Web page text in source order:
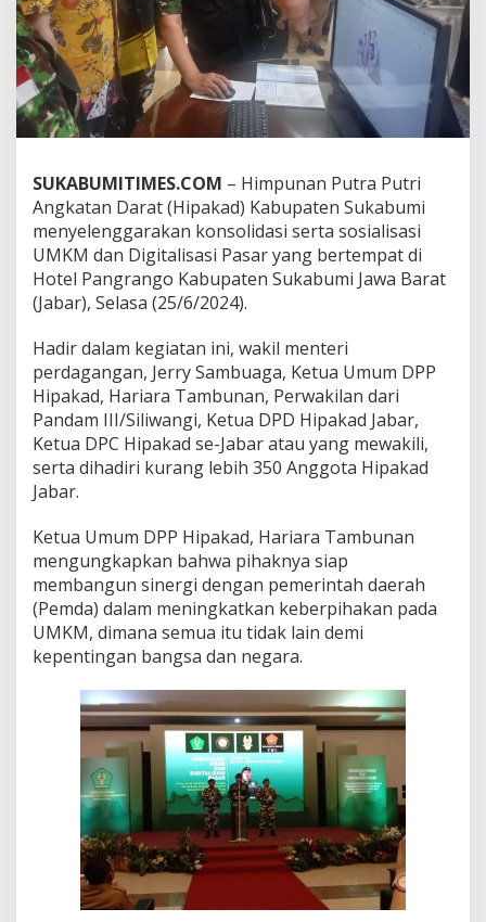
H
p
a
k
o
s
i
a
l
i
a
i
U
M
K
M
d
a
g
i
t
a
l
i
s
s
i
P
a
s
a
r
d
i
K
a
b
SUKABUMITIMES.COM – Himpunan Putra Putri
Angkatan Darat (Hipakad) Kabupaten Sukabumi
menyelenggarakan konsolidasi serta sosialisasi
UMKM dan Digitalisasi Pasar yang bertempat di
Hotel Pangrango Kabupaten Sukabumi Jawa Barat
(Jabar), Selasa (25/6/2024).
Hadir dalam kegiatan ini, wakil menteri
perdagangan, Jerry Sambuaga, Ketua Umum DPP
Hipakad, Hariara Tambunan, Perwakilan dari
Pandam III/Siliwangi, Ketua DPD Hipakad Jabar,
Ketua DPC Hipakad se-Jabar atau yang mewakili,
serta dihadiri kurang lebih 350 Anggota Hipakad
Jabar.
Ketua Umum DPP Hipakad, Hariara Tambunan
mengungkapkan bahwa pihaknya siap
membangun sinergi dengan pemerintah daerah
(Pemda) dalam meningkatkan keberpihakan pada
UMKM, dimana semua itu tidak lain demi
kepentingan bangsa dan negara.